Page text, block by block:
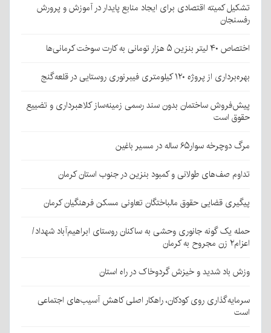
تشکیل کمیته اقتصادی برای ایجاد منابع پایدار در آموزش و پرورش
رفسنجان
اختصاص ۴۰ لیتر بنزین ۵ هزار تومانی به کارت سوخت کرمانی‌ها
بهره‌برداری از پروژه ۱۲۰ کیلومتری فیبرنوری روستایی در قلعه‌گنج
پیش‌فروش ساختمان بدون سند رسمی زمینه‌ساز کلاهبرداری و تضییع
حقوق است
مرگ دوچرخه سوار۶۵ ساله در مسیر باغین
تداوم صف‌های طولانی و کمبود بنزین در جنوب استان کرمان
پیگیری قضایی حقوق مالباختگان تعاونی مسکن فرهنگیان کرمان
حمله یک گونه جانوری وحشی به ساکنان روستای ابراهیم‌آباد شهداد/
اعزام۲ زن مجروح به کرمان
وزش باد شدید و خیزش گردوخاک در راه استان
سرمایه‌گذاری روی کودکان، راهکار اصلی کاهش آسیب‌های اجتماعی
است